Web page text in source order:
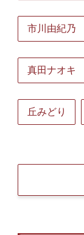
市川由紀乃
真田ナオキ
丘みどり